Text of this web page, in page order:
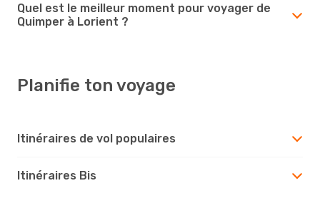
Quel est le meilleur moment pour voyager de
Quimper à Lorient ?
Planifie ton voyage
Itinéraires de vol populaires
Itinéraires Bis